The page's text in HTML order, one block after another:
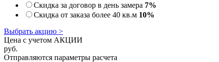
Скидка за договор в день замера 7%
Скидка от заказа более 40 кв.м 10%
Выбрать акцию >
Цена с учетом АКЦИИ
руб.
Отправляются параметры расчета